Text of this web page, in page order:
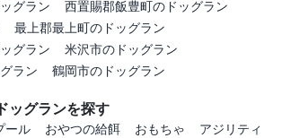
グラン
西置賜郡飯豊町のドッグラン
最上郡最上町のドッグラン
グラン
米沢市のドッグラン
ラン
鶴岡市のドッグラン
ッグランを探す
ール おやつの給餌 おもちゃ
アジリティ